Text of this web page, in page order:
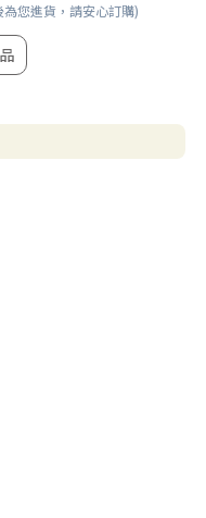
您進貨，請安心訂購)